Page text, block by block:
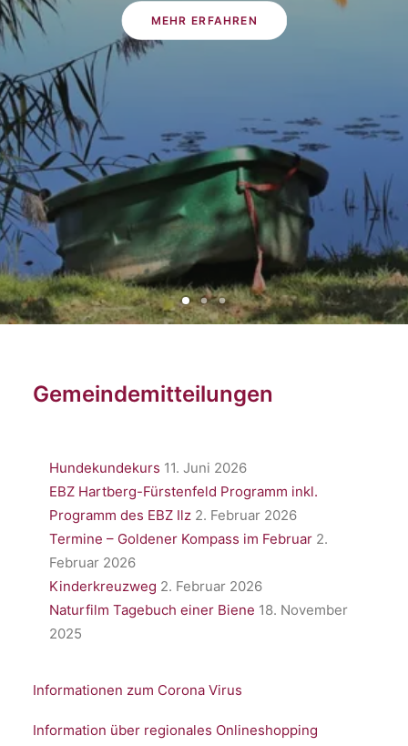
MEHR ERFAHREN
Gemeindemitteilungen
Hundekundekurs 11. Juni 2026
EBZ Hartberg-Fürstenfeld Programm inkl.
Programm des EBZ Ilz 2. Februar 2026
Termine – Goldener Kompass im Februar 2.
Februar 2026
Kinderkreuzweg 2. Februar 2026
Naturfilm Tagebuch einer Biene 18. November
2025
Informationen zum Corona Virus
Information über regionales Onlineshopping